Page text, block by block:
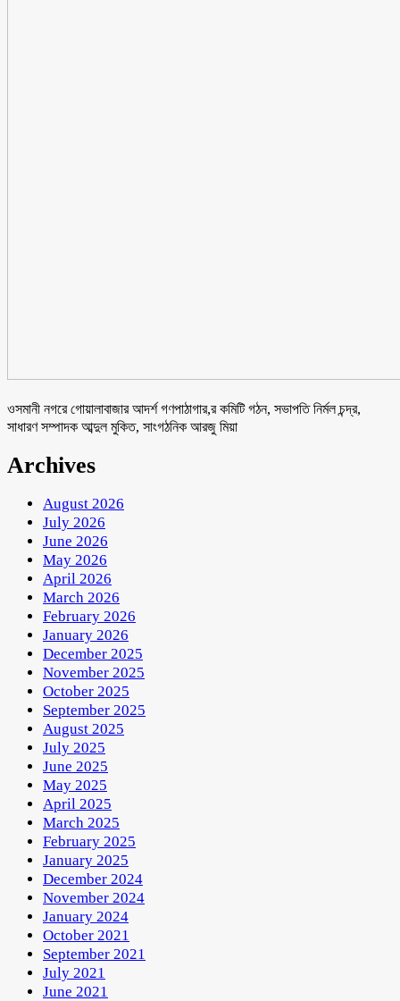
ওসমানী নগরে গোয়ালাবাজার আদর্শ গণপাঠাগার,র কমিটি গঠন, সভাপতি নির্মল চন্দ্র,
সাধারণ সম্পাদক আব্দুল মুকিত, সাংগঠনিক আরজু মিয়া
Archives
August 2026
July 2026
June 2026
May 2026
April 2026
March 2026
February 2026
January 2026
December 2025
November 2025
October 2025
September 2025
August 2025
July 2025
June 2025
May 2025
April 2025
March 2025
February 2025
January 2025
December 2024
November 2024
January 2024
October 2021
September 2021
July 2021
June 2021